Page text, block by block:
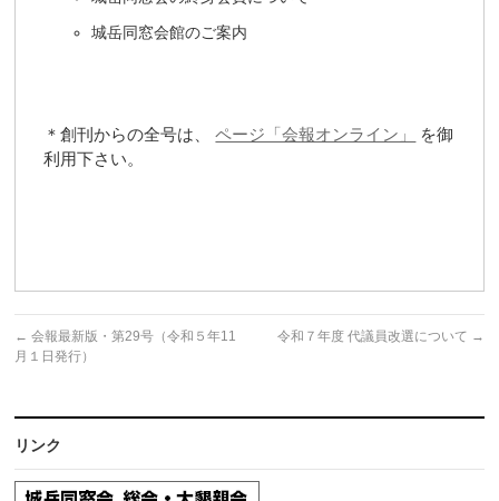
城岳同窓会館のご案内
＊創刊からの全号は、ページ「会報オンライン」
を御
利用下さい。
← 会報最新版・第29号（令和５年11
月１日発行）
令和７年度 代議員改選について →
リンク